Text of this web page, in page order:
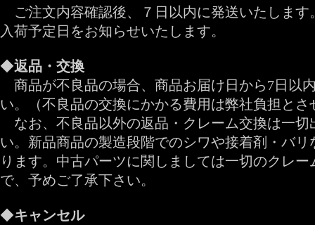
ご注文内容確認後、７日以内に発送いたします
入荷予定日をお知らせいたします。
◆返品・交換
商品が不良品の場合、商品お届け日から7日以
い。（不良品の交換にかかる費用は弊社負担と
なお、不良品以外の返品・クレーム交換は一切
い。新品商品の製造段階でのシワや接着剤・バ
ります。中古パーツに関しましては一切のクレ
で、予めご了承下さい。
◆キャンセル